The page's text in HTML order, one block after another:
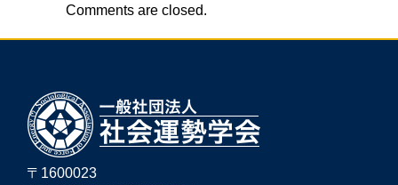
Comments are closed.
〒1600023